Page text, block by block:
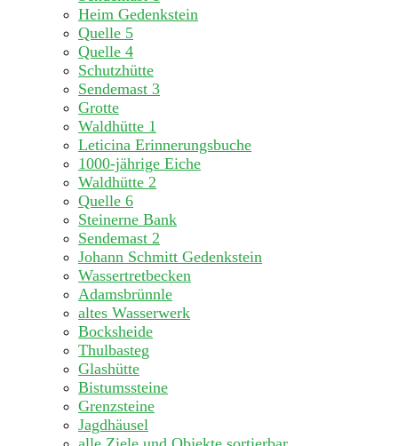
Heim Gedenkstein
Quelle 5
Quelle 4
Schutzhütte
Sendemast 3
Grotte
Waldhütte 1
Leticina Erinnerungsbuche
1000-jährige Eiche
Waldhütte 2
Quelle 6
Steinerne Bank
Sendemast 2
Johann Schmitt Gedenkstein
Wassertretbecken
Adamsbrünnle
altes Wasserwerk
Bocksheide
Thulbasteg
Glashütte
Bistumssteine
Grenzsteine
Jagdhäusel